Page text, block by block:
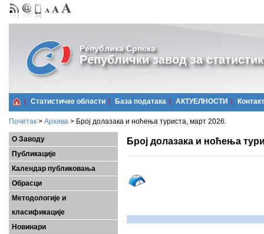
Република Српска
Републички завод за
Статистичке области Базa података АКТУЕЛНОСТИ Контакт
Почетак > Архива > Број долазака и ноћења туриста, март 2026.
О Заводу
Публикације
Календар публиковања
Обрасци
Методологије и
класификације
Новинари
Број долазака и ноћења